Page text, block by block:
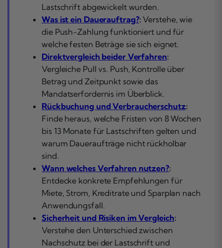
Lastschrift abgewickelt wurden.
Was ist ein Dauerauftrag?: Verstehe, wie
die Push-Zahlung funktioniert und für
welche festen Beträge sie sich eignet.
Direktvergleich beider Verfahren:
Vergleiche Pull vs. Push, Kontrolle über
Betrag und Zeitpunkt sowie das
Mandatserfordernis im Überblick.
Rückbuchung und Verbraucherschutz:
Finde heraus, welche Fristen von 8 Wochen
bis 13 Monate für Lastschriften gelten und
warum Daueraufträge nicht rückholbar
sind.
Wann welches Verfahren nutzen?:
Entdecke konkrete Empfehlungen für
Miete, Strom, Kreditrate und Sparplan nach
Anwendungsfall.
Sicherheit und Risiken im Vergleich:
Verstehe den Unterschied zwischen
Nachschutz bei der Lastschrift und